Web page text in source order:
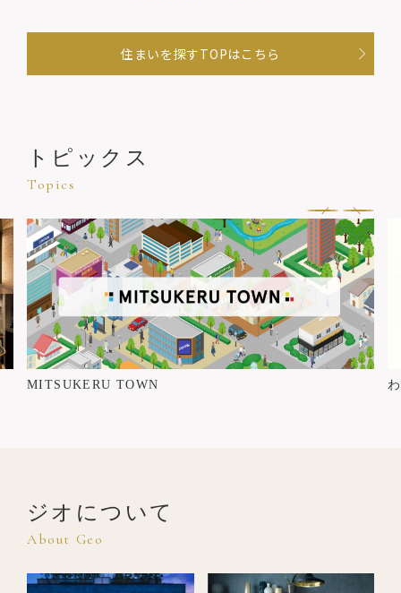
住まいを探すTOPはこちら
トピックス
Topics
MITSUKERU TOWN
ジオについて
About Geo